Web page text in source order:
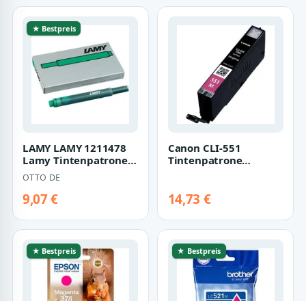
★ Bestpreis
LAMY LAMY 1211478
Lamy Tintenpatronen
T10, grün
Tintenpatrone
OTTO DE
9,07 €
Canon CLI-551
Tintenpatrone
14,73 €
★ Bestpreis ★ Bestpreis